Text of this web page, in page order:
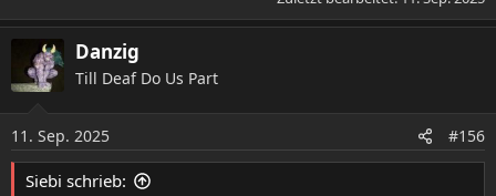
Danzig
Till Deaf Do Us Part
11. Sep. 2025 #156
Siebi schrieb: